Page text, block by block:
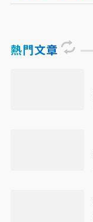
熱門文章